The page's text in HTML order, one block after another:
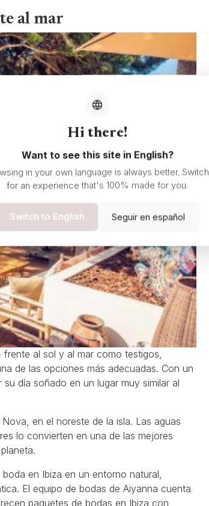
al mar
frente al sol y al mar como testigos,
de las opciones más adecuadas. Con un
día soñado en un lugar muy similar al
en el noreste de la isla. Las aguas
lo convierten en una de las mejores
en Ibiza en un entorno natural,
El equipo de bodas de Aiyanna cuenta
paquetes de bodas en Ibiza con
Hi there!
Want to see this site in English?
in your own language is always better. Switch
for an experience that's 100% made for you.
Switch to English Seguir en español